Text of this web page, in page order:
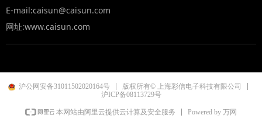
E-mail:caisun@caisun.com
网址:www.caisun.com
沪公网安备31011502020164号
版权所有© 上海彩信电子科技有限公司
沪ICP备08113729号
本网站由阿里云提供云计算及安全服务 Powered by 万网